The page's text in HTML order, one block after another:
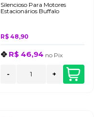
Silencioso Para Motores
Estacionários Buffalo
R$ 48,90
R$ 46,94 no Pix
- +